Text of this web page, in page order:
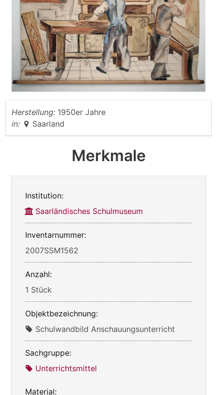
Herstellung: 1950er Jahre
in:
Saarland
Merkmale
Institution:
Saarländisches Schulmuseum
Inventarnummer:
2007SSM1562
Anzahl:
1 Stück
Objektbezeichnung:
Schulwandbild Anschauungsunterricht
Sachgruppe:
Unterrichtsmittel
Material: